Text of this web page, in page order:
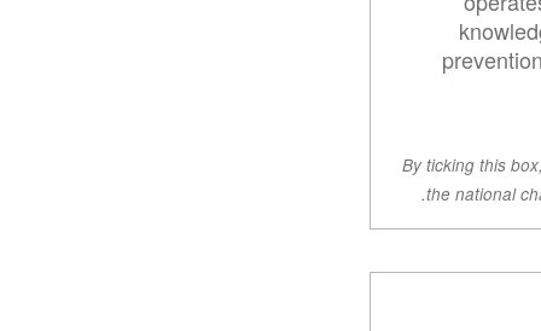
By ticking this
the national